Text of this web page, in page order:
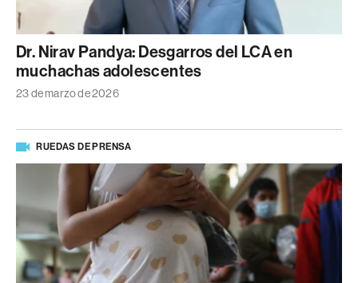
Dr. Nirav Pandya: Desgarros del LCA en
muchachas adolescentes
23 de marzo de 2026
RUEDAS DE PRENSA